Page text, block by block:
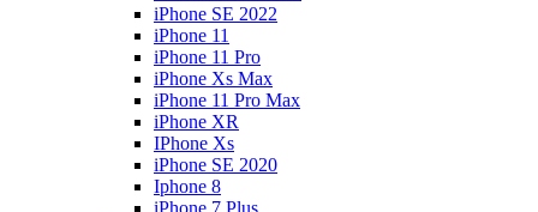
iPhone SE 2022
iPhone 11
iPhone 11 Pro
iPhone Xs Max
iPhone 11 Pro Max
iPhone XR
IPhone Xs
iPhone SE 2020
Iphone 8
iPhone 7 Plus